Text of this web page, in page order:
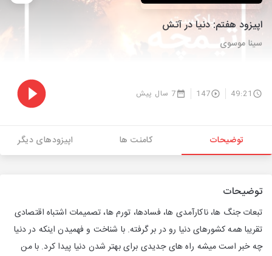
اپیزود هفتم: دنیا در آتش
سینا موسوی
49:21
147 7 سال پیش
توضیحات کامنت ها اپیزودهای دیگر
توضیحات
تبعات جنگ ها، ناکارآمدی ها، فسادها، تورم ها، تصمیمات اشتباه اقتصادی
تقریبا همه کشورهای دنیا رو در بر گرفته. با شناخت و فهمیدن اینکه در دنیا
چه خبر است میشه راه های جدیدی برای بهتر شدن دنیا پیدا کرد. با من